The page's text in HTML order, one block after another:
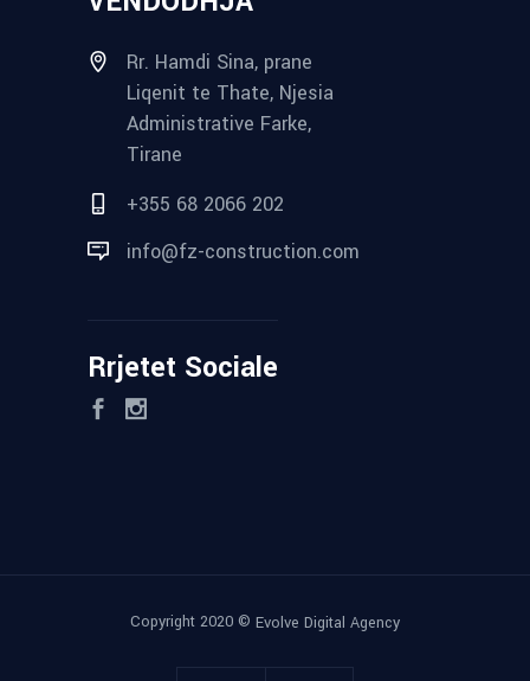
Rr. Hamdi Sina, prane
Liqenit te Thate, Njesia
Administrative Farke,
Tirane
+355 68 2066 202
info@fz-construction.com
Rrjetet Sociale
Copyright 2020 © Evolve Digital Agency